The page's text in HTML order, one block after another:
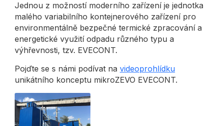
Jednou z možností moderního zařízení je jednotka
malého variabilního kontejnerového zařízení pro
environmentálně bezpečné termické zpracování a
energetické využití odpadu různého typu a
výhřevnosti, tzv. EVECONT.
Pojďte se s námi podívat na videoprohlídku
unikátního konceptu mikroZEVO EVECONT.